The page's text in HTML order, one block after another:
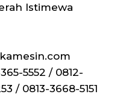
Istimewa
5552 / 0812-
/ 0813-3668-5151